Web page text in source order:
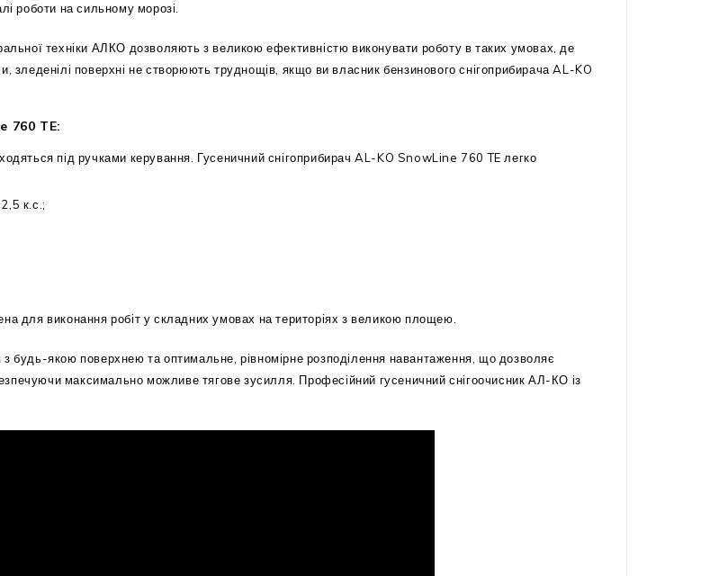
роботи на сильному морозі.
техніки АЛКО дозволяють з великою ефективністю виконувати роботу в таких умовах, де
зледенілі поверхні не створюють труднощів, якщо ви власник бензинового снігоприбирача AL-KO
760 TE:
під ручками керування. Гусеничний снігоприбирач AL-KO SnowLine 760 TE легко
к.с.;
для виконання робіт у складних умовах на територіях з великою площею.
будь-якою поверхнею та оптимальне, рівномірне розподілення навантаження, що дозволяє
максимально можливе тягове зусилля. Професійний гусеничний снігоочисник АЛ-КО із